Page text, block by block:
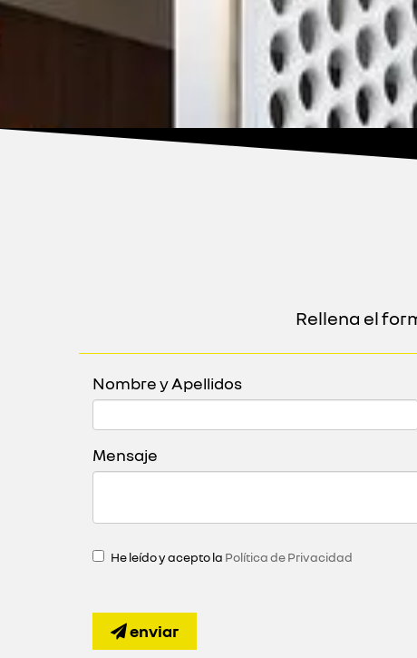
Rellena el
Nombre y Apellidos
Mensaje
He leído y acepto la Política de Privacidad
enviar